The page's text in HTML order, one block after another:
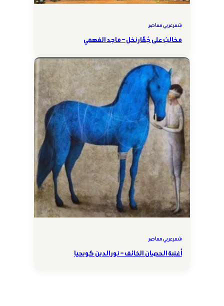
شعر عربي معاصر
مخالبٌ على جُمَّار نخل – ماجد الفهمي
شعر عربي معاصر
أغنية الحصان الخائف – نور الدين كويحيا